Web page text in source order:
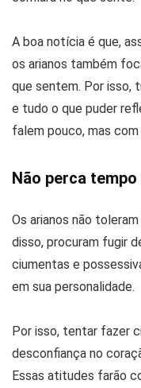
A boa notícia é que,
os arianos também
que sentem. Por isso,
e tudo o que puder
falem pouco, mas
Não perca
Os arianos não
disso, procuram fugir
ciumentas e
em sua personalidade.
Por isso, tentar fazer
desconfiança no
Essas atitudes farão